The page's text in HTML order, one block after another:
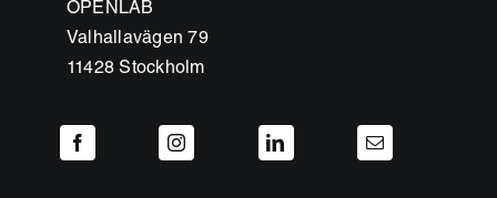
OPENLAB
Valhallavägen 79
11428 Stockholm